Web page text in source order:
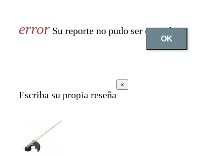
Su reporte no pudo ser enviado
OK
Escriba su propia reseña
×